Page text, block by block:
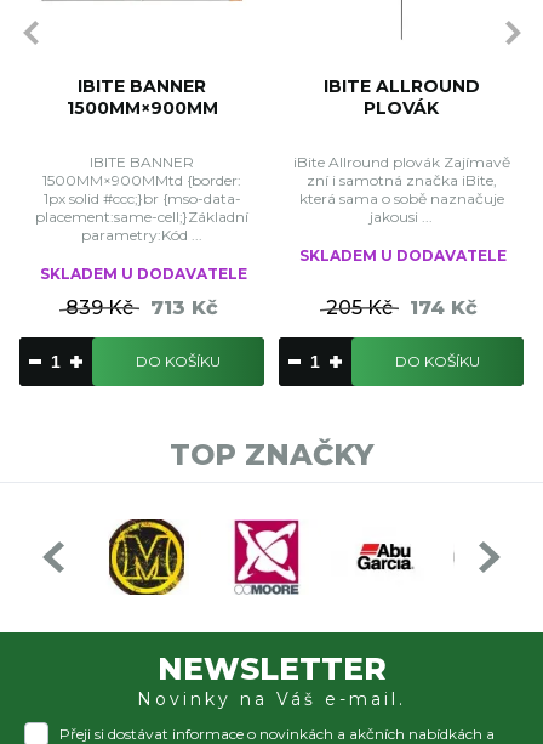
IBITE BANNER
1500MM×900MM
IBITE BANNER
1500MM×900MMtd {border:
1px solid #ccc;}br {mso-data-
placement:same-cell;}Základní
parametry:Kód ...
SKLADEM U DODAVATELE
839 Kč 713 Kč
DO KOŠÍKU
IBITE ALLROUND
PLOVÁK
iBite Allround plovák Zajímavě
zní i samotná značka iBite,
která sama o sobě naznačuje
jakousi ...
SKLADEM U DODAVATELE
205 Kč 174 Kč
DO KOŠÍKU
TOP ZNAČKY
NEWSLETTER
Novinky na Váš e-mail.
Přeji si dostávat informace o novinkách a akčních nabídkách a